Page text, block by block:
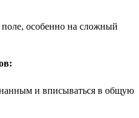
особенно на сложный
и вписываться в общую